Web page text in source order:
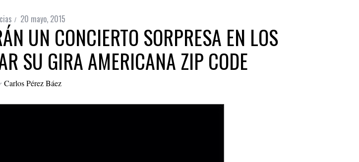
20 mayo, 2015
UN CONCIERTO SORPRESA EN LOS
SU GIRA AMERICANA ZIP CODE
Carlos Pérez Báez